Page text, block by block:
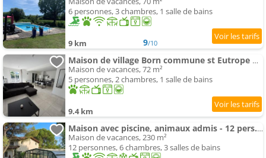
6 personnes, 3 chambres, 1 salle de bains
9 km 9/10
Maison de village Born commune st Eutrope de Born
Maison de vacances, 72 m²
5 personnes, 2 chambres, 1 salle de bains
9.4 km
Maison avec piscine, animaux admis - 12 pers. - FR-1-616-585
Maison de vacances, 230 m²
12 personnes, 6 chambres, 3 salles de bains